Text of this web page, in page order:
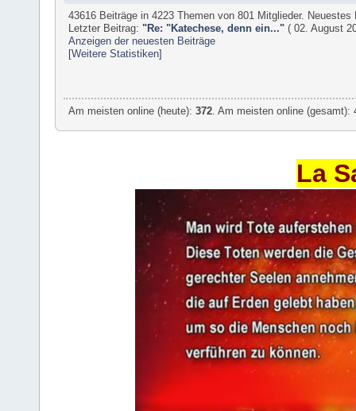
43616 Beiträge in 4223 Themen von 801 Mitglieder.
Letzter Beitrag: "Re: "Katechese, denn ein..." ( 02. August
Anzeigen der neuesten Beiträge
[Weitere Statistiken]
Am meisten online (heute):372 . Am meisten online
La